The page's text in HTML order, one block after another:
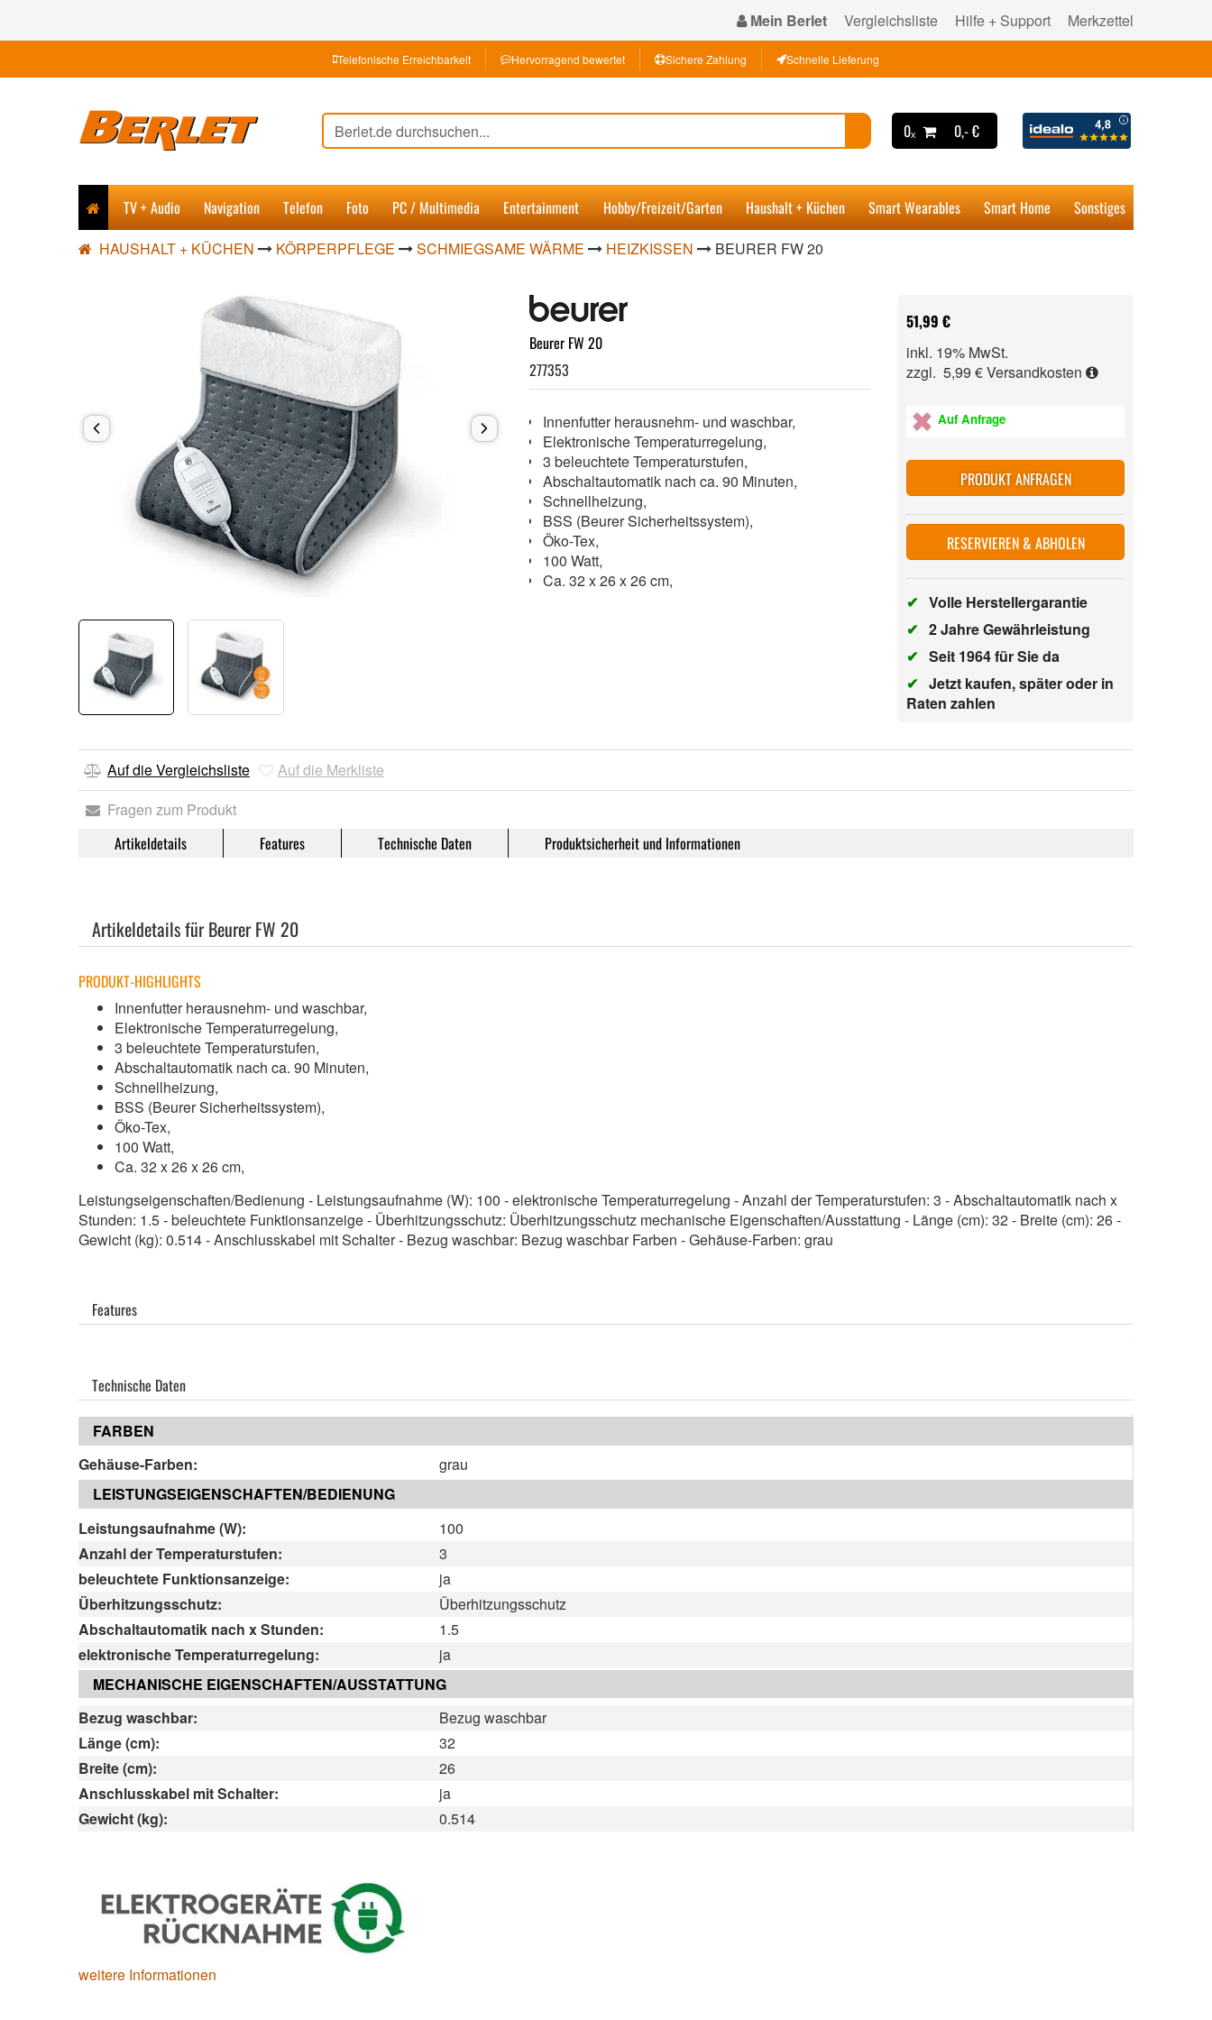
Mein Berlet Vergleichsliste Hilfe + Support Merkzettel
Telefonische Erreichbarkeit Hervorragend bewertet Sichere Zahlung Schnelle Lieferung
0ₓ 0,- €
TV + Audio Navigation Telefon Foto PC / Multimedia Entertainment Hobby/Freizeit/Garten Haushalt + Küchen Smart Wearables Smart Home Sonstiges
HAUSHALT + KÜCHEN KÖRPERPFLEGE SCHMIEGSAME WÄRME HEIZKISSEN BEURER FW 20
Beurer FW 20
277353
Innenfutter herausnehm- und waschbar,
Elektronische Temperaturregelung,
3 beleuchtete Temperaturstufen,
Abschaltautomatik nach ca. 90 Minuten,
Schnellheizung,
BSS (Beurer Sicherheitssystem),
Öko-Tex,
100 Watt,
Ca. 32 x 26 x 26 cm,
51,99 €
inkl. 19% MwSt.
zzgl. 5,99 €Versandkosten
Auf Anfrage
PRODUKT ANFRAGEN
RESERVIEREN & ABHOLEN
✔ Volle Herstellergarantie
✔ 2 Jahre Gewährleistung
✔ Seit 1964 für Sie da
✔ Jetzt kaufen, später oder in
Raten zahlen
Auf die Vergleichsliste
Auf die Merkliste
Fragen zum Produkt
Artikeldetails Features Technische Daten Produktsicherheit und Informationen
Artikeldetails für Beurer FW 20
PRODUKT-HIGHLIGHTS
Innenfutter herausnehm- und waschbar,
Elektronische Temperaturregelung,
3 beleuchtete Temperaturstufen,
Abschaltautomatik nach ca. 90 Minuten,
Schnellheizung,
BSS (Beurer Sicherheitssystem),
Öko-Tex,
100 Watt,
Ca. 32 x 26 x 26 cm,
Leistungseigenschaften/Bedienung - Leistungsaufnahme (W): 100 - elektronische Temperaturregelung - Anzahl der Temperaturstufen: 3 - Abschaltautomatik nach x
Stunden: 1.5 - beleuchtete Funktionsanzeige - Überhitzungsschutz: Überhitzungsschutz mechanische Eigenschaften/Ausstattung - Länge (cm): 32 - Breite (cm): 26 -
Gewicht (kg): 0.514 - Anschlusskabel mit Schalter - Bezug waschbar: Bezug waschbar Farben - Gehäuse-Farben: grau
Features
Technische Daten
FARBEN
Gehäuse-Farben:
grau
LEISTUNGSEIGENSCHAFTEN/BEDIENUNG
Leistungsaufnahme (W):
100
Anzahl der Temperaturstufen:
3
beleuchtete Funktionsanzeige:
ja
Überhitzungsschutz:
Überhitzungsschutz
Abschaltautomatik nach x Stunden:
1.5
elektronische Temperaturregelung:
ja
MECHANISCHE EIGENSCHAFTEN/AUSSTATTUNG
Bezug waschbar:
Bezug waschbar
Länge (cm):
32
Breite (cm):
26
Anschlusskabel mit Schalter:
ja
Gewicht (kg):
0.514
weitere Informationen